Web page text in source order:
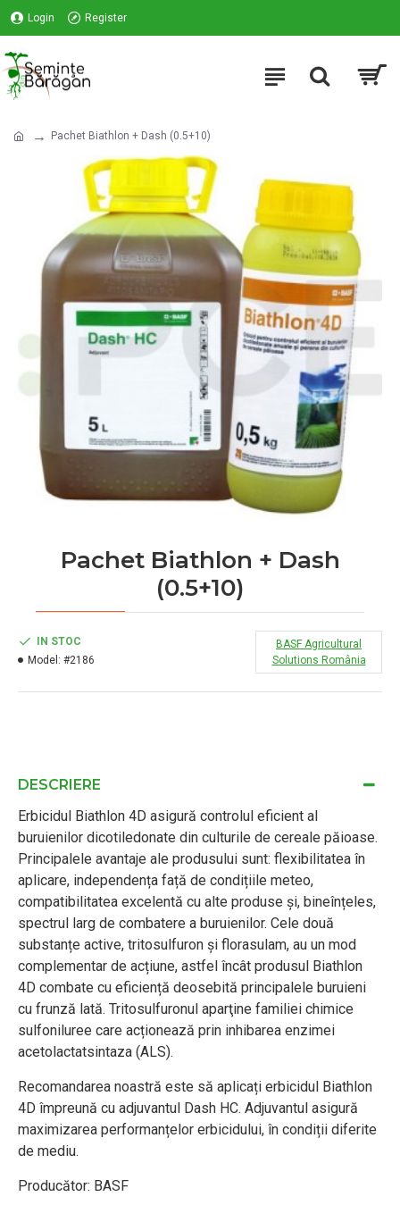
Login Register
Pachet Biathlon + Dash (0.5+10)
Pachet Biathlon + Dash
(0.5+10)
IN STOC
Model: #2186
BASF Agricultural
Solutions România
DESCRIERE
Erbicidul Biathlon 4D asigură controlul eficient al
buruienilor dicotiledonate din culturile de cereale păioase.
Principalele avantaje ale produsului sunt: flexibilitatea în
aplicare, independența față de condițiile meteo,
compatibilitatea excelentă cu alte produse și, bineînțeles,
spectrul larg de combatere a buruienilor. Cele două
substanțe active, tritosulfuron și florasulam, au un mod
complementar de acțiune, astfel încât produsul Biathlon
4D combate cu eficiență deosebită principalele buruieni
cu frunză lată. Tritosulfuronul aparţine familiei chimice
sulfoniluree care acționează prin inhibarea enzimei
acetolactatsintaza (ALS).
Recomandarea noastră este să aplicați erbicidul Biathlon
4D împreună cu adjuvantul Dash HC. Adjuvantul asigură
maximizarea performanțelor erbicidului, în condiții diferite
de mediu.
Producător: BASF